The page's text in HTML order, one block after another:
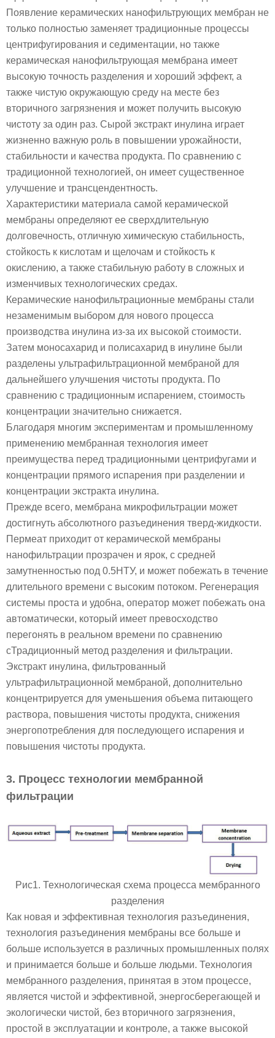
Появление керамических нанофильтрующих мембран не
только полностью заменяет традиционные процессы
центрифугирования и седиментации, но также
керамическая нанофильтрующая мембрана имеет
высокую точность разделения и хороший эффект, а
также чистую окружающую среду на месте без
вторичного загрязнения и может получить высокую
чистоту за один раз. Сырой экстракт инулина играет
жизненно важную роль в повышении урожайности,
стабильности и качества продукта. По сравнению с
традиционной технологией, он имеет существенное
улучшение и трансцендентность.
Характеристики материала самой керамической
мембраны определяют ее сверхдлительную
долговечность, отличную химическую стабильность,
стойкость к кислотам и щелочам и стойкость к
окислению, а также стабильную работу в сложных и
изменчивых технологических средах.
Керамические нанофильтрационные мембраны стали
незаменимым выбором для нового процесса
производства инулина из-за их высокой стоимости.
Затем моносахарид и полисахарид в инулине были
разделены ультрафильтрационной мембраной для
дальнейшего улучшения чистоты продукта. По
сравнению с традиционным испарением, стоимость
концентрации значительно снижается.
Благодаря многим экспериментам и промышленному
применению мембранная технология имеет
преимущества перед традиционными центрифугами и
концентрации прямого испарения при разделении и
концентрации экстракта инулина.
Прежде всего, мембрана микрофильтрации может
достигнуть абсолютного разъединения тверд-жидкости.
Пермеат приходит от керамической мембраны
нанофильтрации прозрачен и ярок, с средней
замутненностью под 0.5НТУ, и может побежать в течение
длительного времени с высоким потоком. Регенерация
системы проста и удобна, оператор может побежать она
автоматически, который имеет превосходство
перегонять в реальном времени по сравнению
сТрадиционный метод разделения и фильтрации.
Экстракт инулина, фильтрованный
ультрафильтрационной мембраной, дополнительно
концентрируется для уменьшения объема питающего
раствора, повышения чистоты продукта, снижения
энергопотребления для последующего испарения и
повышения чистоты продукта.
3. Процесс технологии мембранной
фильтрации
Рис1. Технологическая схема процесса мембранного
разделения
Как новая и эффективная технология разъединения,
технология разъединения мембраны все больше и
больше используется в различных промышленных полях
и принимается больше и больше людьми. Технология
мембранного разделения, принятая в этом процессе,
является чистой и эффективной, энергосберегающей и
экологически чистой, без вторичного загрязнения,
простой в эксплуатации и контроле, а также высокой